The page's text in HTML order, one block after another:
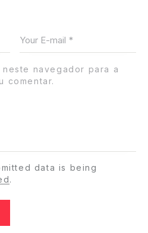
neste navegador para a
comentar.
data is being
.